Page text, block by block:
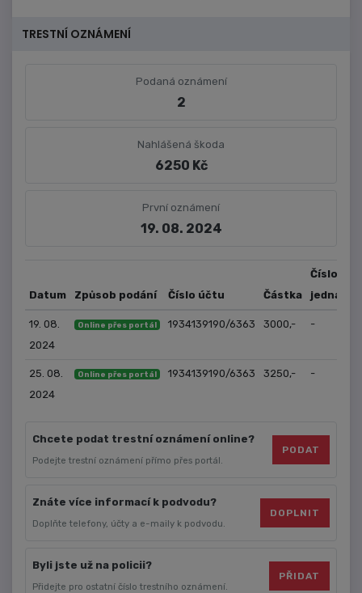
TRESTNÍ OZNÁMENÍ
Podaná oznámení
2
Nahlášená škoda
6250 Kč
První oznámení
19. 08. 2024
Datum Způsob podání Číslo účtu Částka
Číslo
jednací
19. 08.
2024
Online přes portál 1934139190/6363 3000,- -
25. 08.
2024
Online přes portál 1934139190/6363 3250,- -
Chcete podat trestní oznámení online?
Podejte trestní oznámení přímo přes portál.
PODAT
Znáte více informací k podvodu?
Doplňte telefony, účty a e-maily k podvodu.
DOPLNIT
Byli jste už na policii?
Přidejte pro ostatní číslo trestního oznámení.
PŘIDAT